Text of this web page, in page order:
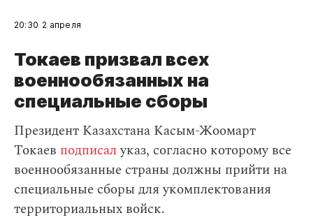
20:30 2 апреля
Токаев призвал всех
военнообязанных на
специальные сборы
Президент Казахстана Касым-Жоомарт
Токаев подписалуказ, согласно которому все
военнообязанные страны должны прийти на
специальные сборы для укомплектования
территориальных войск.